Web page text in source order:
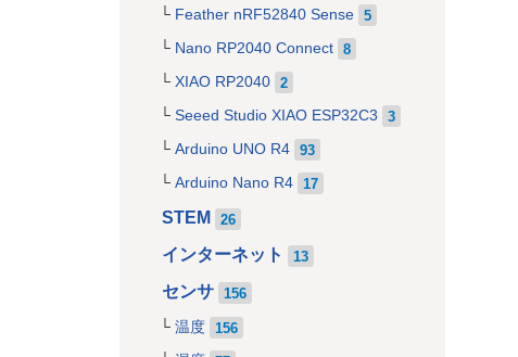
Feather nRF52840 Sense 5
Nano RP2040 Connect 8
XIAO RP2040 2
Seeed Studio XIAO ESP32C3 3
Arduino UNO R4 93
Arduino Nano R4 17
STEM 26
インターネット 13
センサ 156
温度 156